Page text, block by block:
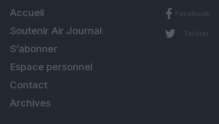
Accueil
Soutenir Air Journal
S’abonner
Espace personnel
Contact
Archives